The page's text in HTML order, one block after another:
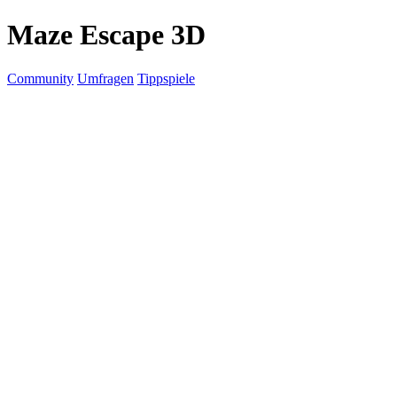
Maze Escape 3D
Community Umfragen Tippspiele